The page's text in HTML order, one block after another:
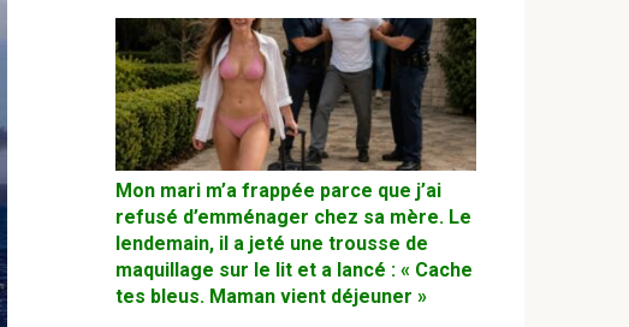
Mon mari m’a frappée parce que j’ai
refusé d’emménager chez sa mère. Le
lendemain, il a jeté une trousse de
maquillage sur le lit et a lancé : « Cache
tes bleus. Maman vient déjeuner »